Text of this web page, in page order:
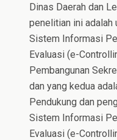
Dinas Daerah dan
penelitian ini
Sistem Informasi
Evaluasi (e-
Pembangunan
dan yang kedua
Pendukung dan
Sistem Informasi
Evaluasi (e-